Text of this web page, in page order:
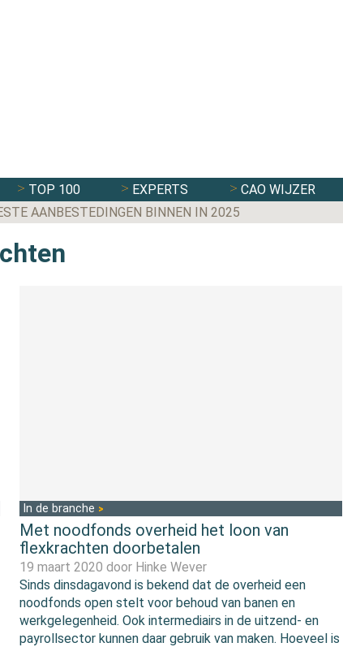
TOP 100 EXPERTS CAO WIJZER
AANBESTEDINGEN BINNEN IN 2025
In de branche
Met noodfonds overheid het loon van
flexkrachten doorbetalen
19 maart 2020 door Hinke Wever
Sinds dinsdagavond is bekend dat de overheid een
noodfonds open stelt voor behoud van banen en
werkgelegenheid. Ook intermediairs in de uitzend- en
payrollsector kunnen daar gebruik van maken. Hoeveel is